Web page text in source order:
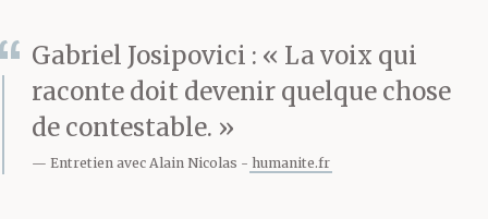
un artiste. Aujourd’hui
très peu de personnes
savent ce que signifie
Gabriel Josipovici : « La voix qui
raconte doit devenir quelque chose
de contestable. »
Entretien avec Alain Nicolas humanite.fr